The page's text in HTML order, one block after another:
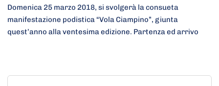
Domenica 25 marzo 2018, si svolgerà la consueta
manifestazione podistica “Vola Ciampino”, giunta
quest’anno alla ventesima edizione. Partenza ed arrivo